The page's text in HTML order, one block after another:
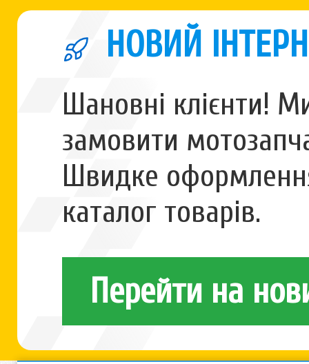
НОВИЙ
Шановні клієнти!
замовити
Швидке
каталог товарів.
Перейти на